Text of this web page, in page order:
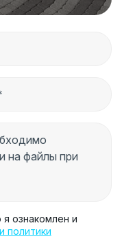
ознакомлен и
политики